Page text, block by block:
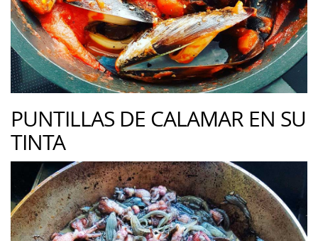
PUNTILLAS DE CALAMAR EN SU
TINTA